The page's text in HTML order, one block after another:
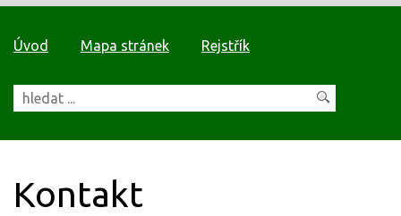
Úvod Mapa stránek Rejstřík
Kontakt